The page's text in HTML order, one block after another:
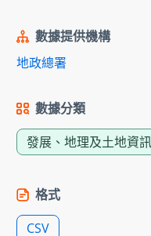
數據提供機構
地政總署
數據分類
發展、地理及土地資訊
格式
CSV